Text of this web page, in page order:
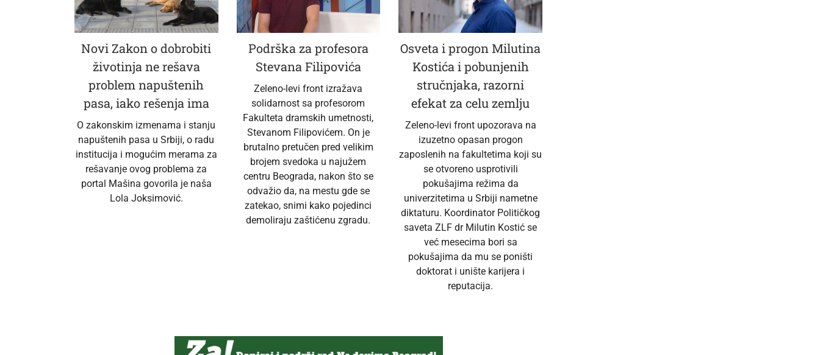
Novi Zakon o dobrobiti
životinja ne rešava
problem napuštenih
pasa, iako rešenja ima
O zakonskim izmenama i stanju
napuštenih pasa u Srbiji, o radu
institucija i mogućim merama za
rešavanje ovog problema za
portal Mašina govorila je naša
Lola Joksimović.
Podrška za profesora
Stevana Filipovića
Zeleno-levi front izražava
solidarnost sa profesorom
Fakulteta dramskih umetnosti,
Stevanom Filipovićem. On je
brutalno pretučen pred velikim
brojem svedoka u najužem
centru Beograda, nakon što se
odvažio da, na mestu gde se
zatekao, snimi kako pojedinci
demoliraju zaštićenu zgradu.
Osveta i progon Milutina
Kostića i pobunjenih
stručnjaka, razorni
efekat za celu zemlju
Zeleno-levi front upozorava na
izuzetno opasan progon
zaposlenih na fakultetima koji su
se otvoreno usprotivili
pokušajima režima da
univerzitetima u Srbiji nametne
diktaturu. Koordinator Političkog
saveta ZLF dr Milutin Kostić se
već mesecima bori sa
pokušajima da mu se poništi
doktorat i unište karijera i
reputacija.